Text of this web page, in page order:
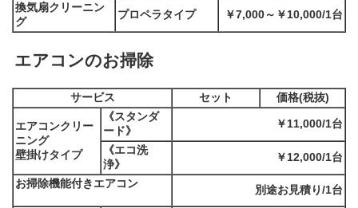
換気扇クリーニン
グ
プロペラタイプ ￥7,000～￥10,000/1台
エアコンのお掃除
サービス セット 価格(税抜)
エアコンクリー
ニング
壁掛けタイプ
《スタンダ
ード》
￥11,000/1台
《エコ洗
浄》
￥12,000/1台
お掃除機能付きエアコン 別途お見積り/1台